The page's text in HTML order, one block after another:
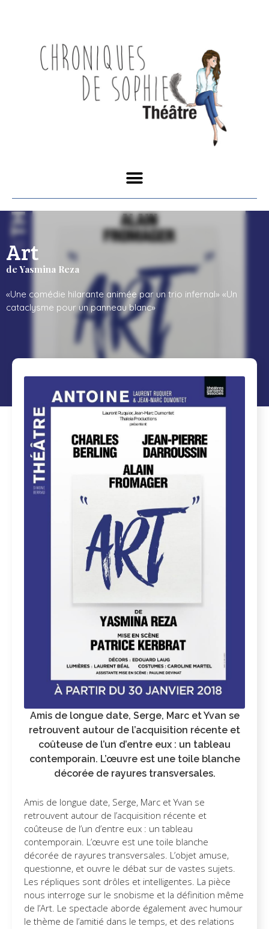
Art
de Yasmina Reza
«Une comédie hilarante animée par un trio infernal» «Un
cataclysme pour un panneau blanc»
Amis de longue date, Serge, Marc et Yvan se
retrouvent autour de l’acquisition récente et
coûteuse de l’un d’entre eux : un tableau
contemporain. L’œuvre est une toile blanche
décorée de rayures transversales.
Amis de longue date, Serge, Marc et Yvan se
retrouvent autour de l’acquisition récente et
coûteuse de l’un d’entre eux : un tableau
contemporain. L’œuvre est une toile blanche
décorée de rayures transversales. L’objet amuse,
questionne, et ouvre le débat sur de vastes sujets.
Les répliques sont drôles et intelligentes. La pièce
nous interroge sur le snobisme et la définition même
de l’Art. Le spectacle aborde également avec humour
le thème de l’amitié dans le temps, et des relations